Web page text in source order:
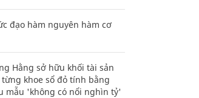
đạo hàm nguyên hàm cơ
Hằng sở hữu khối tài sản
khoe sổ đỏ tính bằng
mẫu 'không có nổi nghìn tỷ'